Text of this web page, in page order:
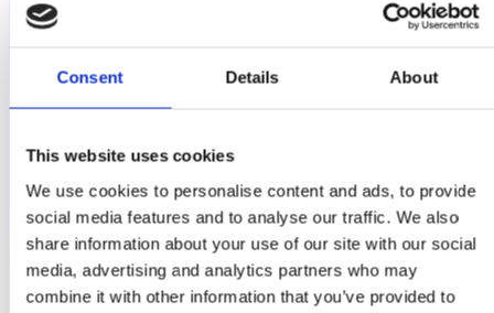
Consent Details About
This website uses cookies
We use cookies to personalise content and ads, to provide
social media features and to analyse our traffic. We also
share information about your use of our site with our social
media, advertising and analytics partners who may
combine it with other information that you’ve provided to